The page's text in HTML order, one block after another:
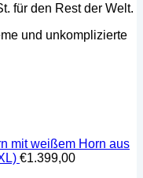
für den Rest der Welt.
und unkomplizierte
mit weißem Horn aus
€1.399,00